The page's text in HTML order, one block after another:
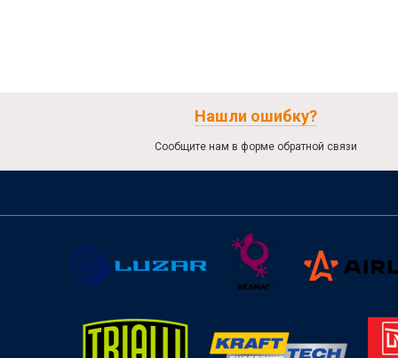
Нашли ошибку?
Сообщите нам в форме обратной связи